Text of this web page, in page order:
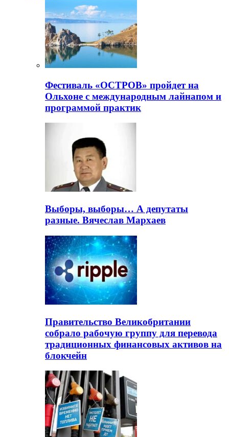
Фестиваль «ОСТРОВ» пройдет на
Ольхоне с международным лайнапом и
программой практик
Выборы, выборы… А депутаты
разные. Вячеслав Мархаев
Правительство Великобритании
собрало рабочую группу для перевода
традиционных финансовых активов на
блокчейн